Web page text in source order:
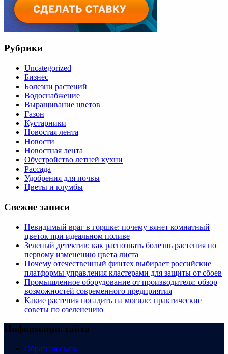
Рубрики
Uncategorized
Бизнес
Болезни растений
Водоснабжение
Выращивание цветов
Газон
Кустарники
Новостая лента
Новости
Новостная лента
Обустройство летней кухни
Рассада
Удобрения для почвы
Цветы и клумбы
Свежие записи
Невидимый враг в горшке: почему вянет комнатный
цветок при идеальном поливе
Зеленый детектив: как распознать болезнь растения по
первому изменению цвета листа
Почему отечественный финтех выбирает российские
платформы управления кластерами для защиты от сбоев
Промышленное оборудование от производителя: обзор
возможностей современного предприятия
Какие растения посадить на могиле: практические
советы по озеленению
Информация сайта
Обратная связь